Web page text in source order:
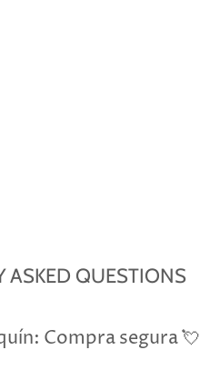
ASKED QUESTIONS
Compra segura 💘